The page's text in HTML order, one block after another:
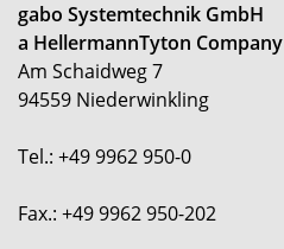
gabo Systemtechnik GmbH
a HellermannTyton Company
Am Schaidweg 7
94559 Niederwinkling
Tel.: +49 9962 950-0
Fax.: +49 9962 950-202